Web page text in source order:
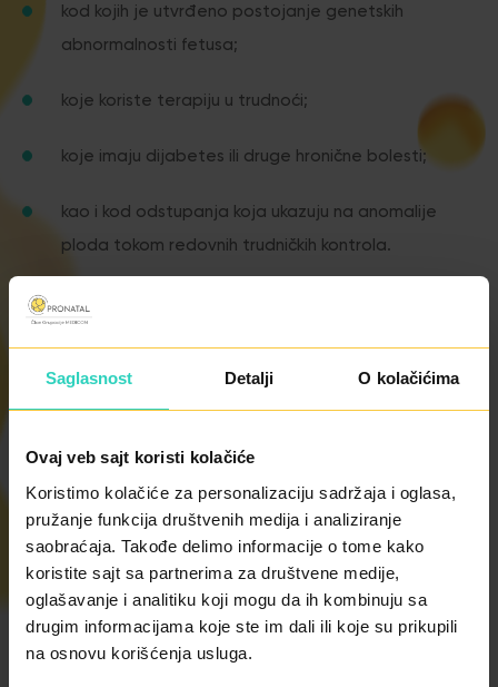
Saglasnost Detalji O kolačićima
Ovaj veb sajt koristi kolačiće
Koristimo kolačiće za personalizaciju sadržaja i oglasa,
pružanje funkcija društvenih medija i analiziranje
saobraćaja. Takođe delimo informacije o tome kako
koristite sajt sa partnerima za društvene medije,
oglašavanje i analitiku koji mogu da ih kombinuju sa
drugim informacijama koje ste im dali ili koje su prikupili
na osnovu korišćenja usluga.
kod kojih je utvrđeno postojanje genetskih
abnormalnosti fetusa;
koje koriste terapiju u trudnoći;
koje imaju dijabetes ili druge hronične bolesti;
kao i kod odstupanja koja ukazuju na anomalije
ploda tokom redovnih trudničkih kontrola.
Idealan period za pregled je od 18. do 24. gestacijske
nedelje, a kada postoji indikacija pregled se može
obaviti u bilo kom periodu trudnoće do porođaja.
Fetalnu ehokardiografiju u našoj klinici obavlja
Boris Zec, pedijatar kardiolog
ŽELITE LI DA
ZAKAŽETE
PREGLED?